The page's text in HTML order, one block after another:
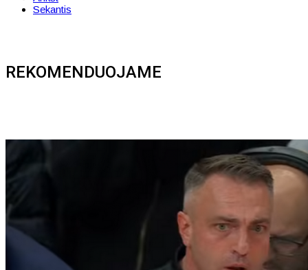
Sekantis
REKOMENDUOJAME